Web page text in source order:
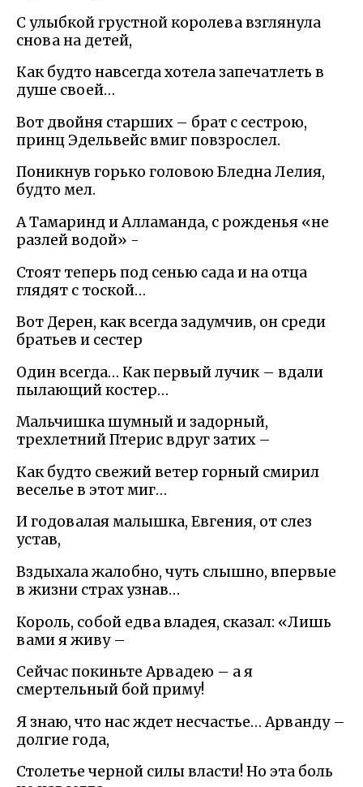
С улыбкой грустной королева взглянула
снова на детей,
Как будто навсегда хотела запечатлеть в
душе своей…
Вот двойня старших – брат с сестрою,
принц Эдельвейс вмиг повзрослел.
Поникнув горько головою Бледна Лелия,
будто мел.
А Тамаринд и Алламанда, с рожденья «не
разлей водой» -
Стоят теперь под сенью сада и на отца
глядят с тоской…
Вот Дерен, как всегда задумчив, он среди
братьев и сестер
Один всегда… Как первый лучик – вдали
пылающий костер…
Мальчишка шумный и задорный,
трехлетний Птерис вдруг затих –
Как будто свежий ветер горный смирил
веселье в этот миг…
И годовалая малышка, Евгения, от слез
устав,
Вздыхала жалобно, чуть слышно, впервые
в жизни страх узнав…
Король, собой едва владея, сказал: «Лишь
вами я живу –
Сейчас покиньте Арвадею – а я
смертельный бой приму!
Я знаю, что нас ждет несчастье… Арванду –
долгие года,
Столетье черной силы власти! Но эта боль